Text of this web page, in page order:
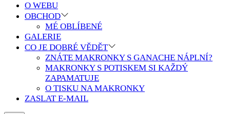
O WEBU
OBCHOD
MÉ OBLÍBENÉ
GALERIE
CO JE DOBRÉ VĚDĚT
ZNÁTE MAKRONKY S GANACHE NÁPLNÍ?
MAKRONKY S POTISKEM SI KAŽDÝ
ZAPAMATUJE
O TISKU NA MAKRONKY
ZASLAT E-MAIL